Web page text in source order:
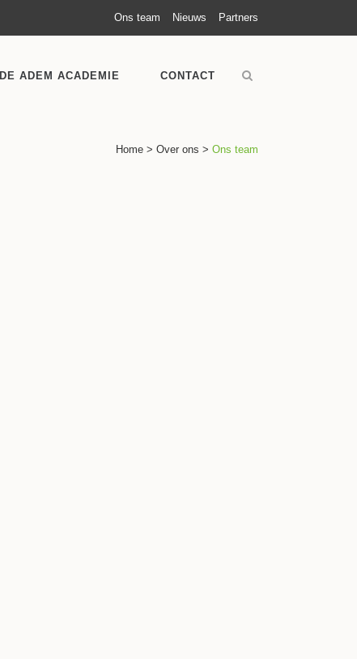
Ons team Nieuws Partners
DE ADEM ACADEMIE CONTACT
Home > Over ons > Ons team